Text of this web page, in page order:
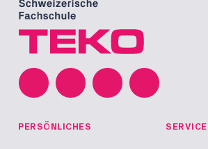
PERSÖNLICHES SERVICE